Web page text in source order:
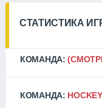
СТАТИСТИКА
КОМАНДА:
КОМАНДА: